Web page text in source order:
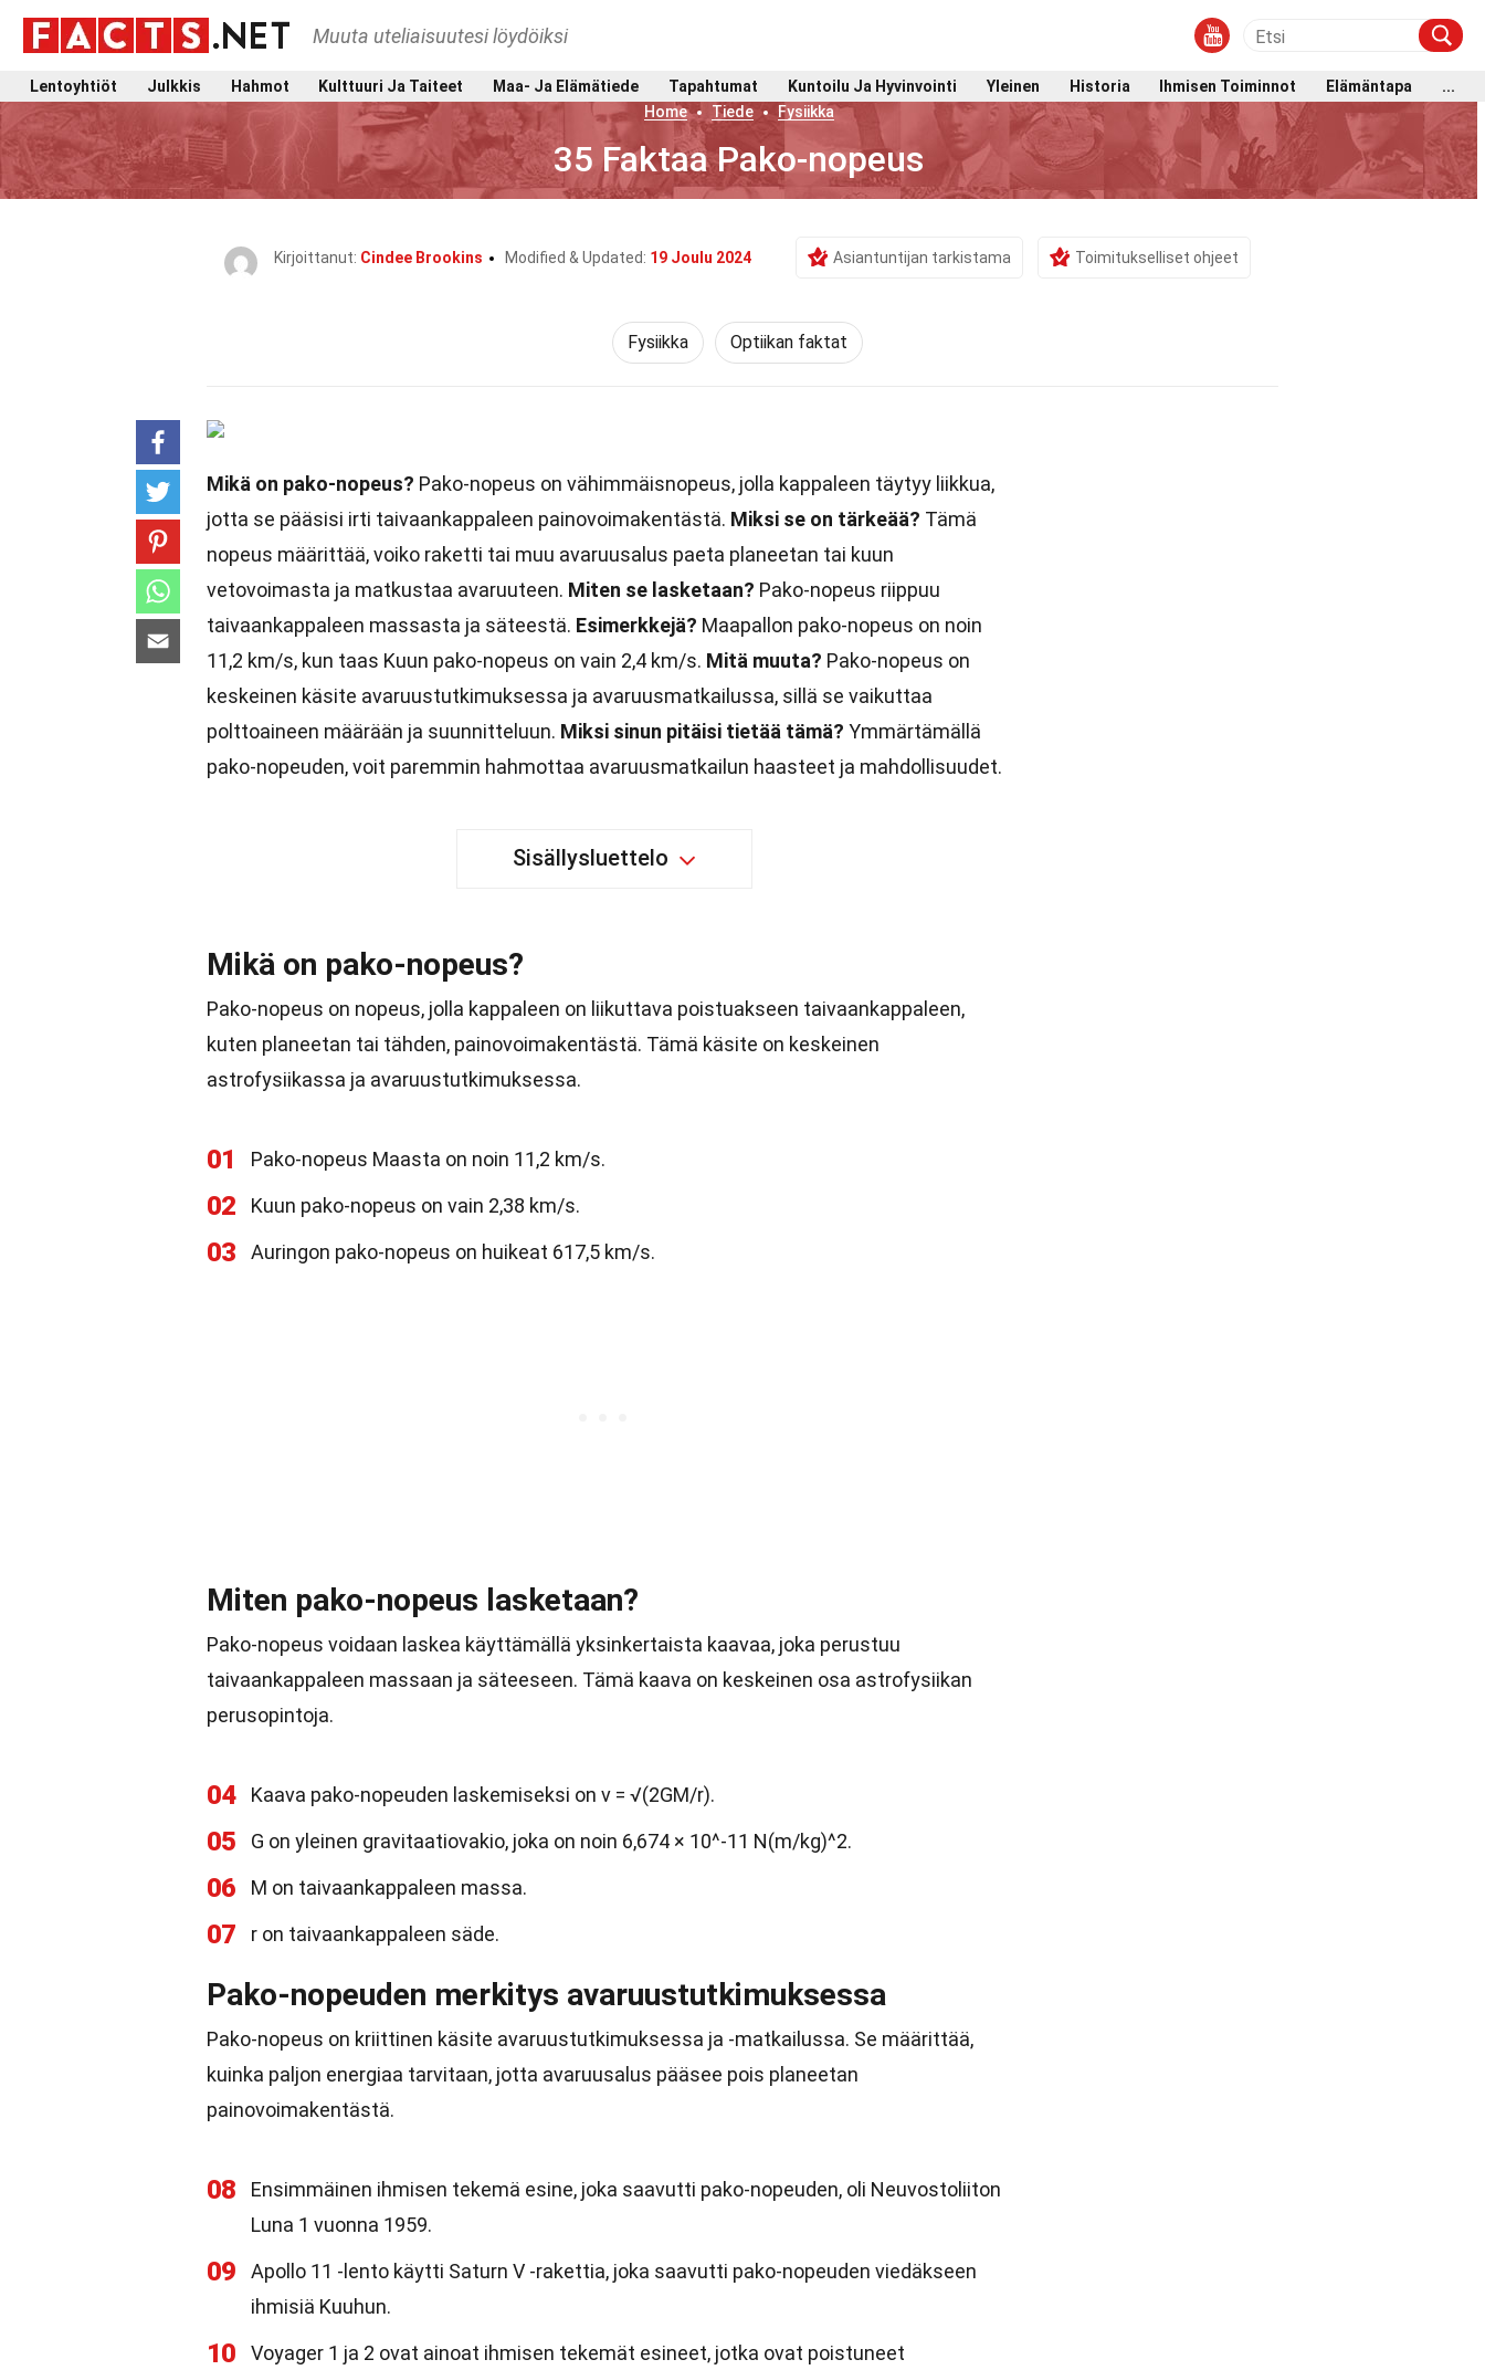
Muuta uteliaisuutesi löydöiksi
Lentoyhtiöt Julkkis Hahmot Kulttuuri Ja Taiteet Maa- Ja Elämätiede Tapahtumat Kuntoilu Ja Hyvinvointi Yleinen Historia Ihmisen Toiminnot Elämäntapa
...
Home
Tiede Fysiikka
35 Faktaa Pako-nopeus
Kirjoittanut: Cindee Brookins Modified & Updated: 19 Joulu 2024 Asiantuntijan tarkistama Toimitukselliset ohjeet
Fysiikka Optiikan faktat
Mikä on pako-nopeus? Pako-nopeus on vähimmäisnopeus, jolla kappaleen täytyy liikkua,
jotta se pääsisi irti taivaankappaleen painovoimakentästä. Miksi se on tärkeää? Tämä
nopeus määrittää, voiko raketti tai muu avaruusalus paeta planeetan tai kuun
vetovoimasta ja matkustaa avaruuteen. Miten se lasketaan? Pako-nopeus riippuu
taivaankappaleen massasta ja säteestä. Esimerkkejä? Maapallon pako-nopeus on noin
11,2 km/s, kun taas Kuun pako-nopeus on vain 2,4 km/s. Mitä muuta? Pako-nopeus on
keskeinen käsite avaruustutkimuksessa ja avaruusmatkailussa, sillä se vaikuttaa
polttoaineen määrään ja suunnitteluun. Miksi sinun pitäisi tietää tämä? Ymmärtämällä
pako-nopeuden, voit paremmin hahmottaa avaruusmatkailun haasteet ja mahdollisuudet.
Sisällysluettelo
Mikä on pako-nopeus?
Pako-nopeus on nopeus, jolla kappaleen on liikuttava poistuakseen taivaankappaleen,
kuten planeetan tai tähden, painovoimakentästä. Tämä käsite on keskeinen
astrofysiikassa ja avaruustutkimuksessa.
01 Pako-nopeus Maasta on noin 11,2 km/s.
02 Kuun pako-nopeus on vain 2,38 km/s.
03 Auringon pako-nopeus on huikeat 617,5 km/s.
Miten pako-nopeus lasketaan?
Pako-nopeus voidaan laskea käyttämällä yksinkertaista kaavaa, joka perustuu
taivaankappaleen massaan ja säteeseen. Tämä kaava on keskeinen osa astrofysiikan
perusopintoja.
04 Kaava pako-nopeuden laskemiseksi on v = √(2GM/r).
05 G on yleinen gravitaatiovakio, joka on noin 6,674 × 10^-11 N(m/kg)^2.
06 M on taivaankappaleen massa.
07 r on taivaankappaleen säde.
Pako-nopeuden merkitys avaruustutkimuksessa
Pako-nopeus on kriittinen käsite avaruustutkimuksessa ja -matkailussa. Se määrittää,
kuinka paljon energiaa tarvitaan, jotta avaruusalus pääsee pois planeetan
painovoimakentästä.
08
Ensimmäinen ihmisen tekemä esine, joka saavutti pako-nopeuden, oli Neuvostoliiton
Luna 1 vuonna 1959.
09
Apollo 11 -lento käytti Saturn V -rakettia, joka saavutti pako-nopeuden viedäkseen
ihmisiä Kuuhun.
10
Voyager 1 ja 2 ovat ainoat ihmisen tekemät esineet, jotka ovat poistuneet